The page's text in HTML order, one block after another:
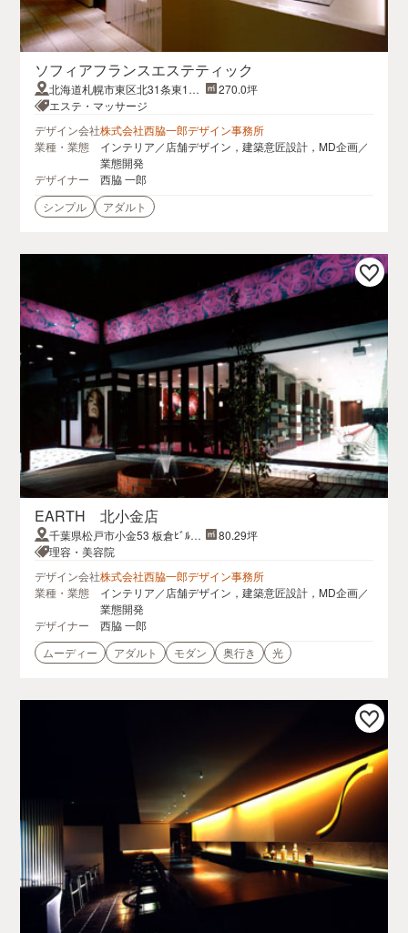
ソフィアフランスエステティック
北海道札幌市東区北31条東15-
1-1
270.0坪
エステ・マッサージ
デザイン会社株式会社西脇一郎デザイン事務所
業種・業態
インテリア／店舗デザイン，建築意匠設計，MD企画／
業態開発
デザイナー
西脇 一郎
シンプル
アダルト
EARTH 北小金店
千葉県松戸市小金53 板倉ﾋﾞﾙ 1
F
80.29坪
理容・美容院
デザイン会社株式会社西脇一郎デザイン事務所
業種・業態
インテリア／店舗デザイン，建築意匠設計，MD企画／
業態開発
デザイナー
西脇 一郎
ムーディー
アダルト モダン 奥行き 光